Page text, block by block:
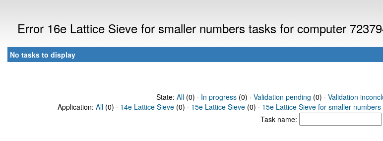
Error 16e Lattice Sieve for smaller numbers tasks for computer
No tasks to display
State: All(0) · In progress(0) · Validation pending (0) · Validation
Application: All (0) · 14e Lattice Sieve (0) · 15e Lattice Sieve (0) · 15e Lattice Sieve for smaller numbers
Task name: